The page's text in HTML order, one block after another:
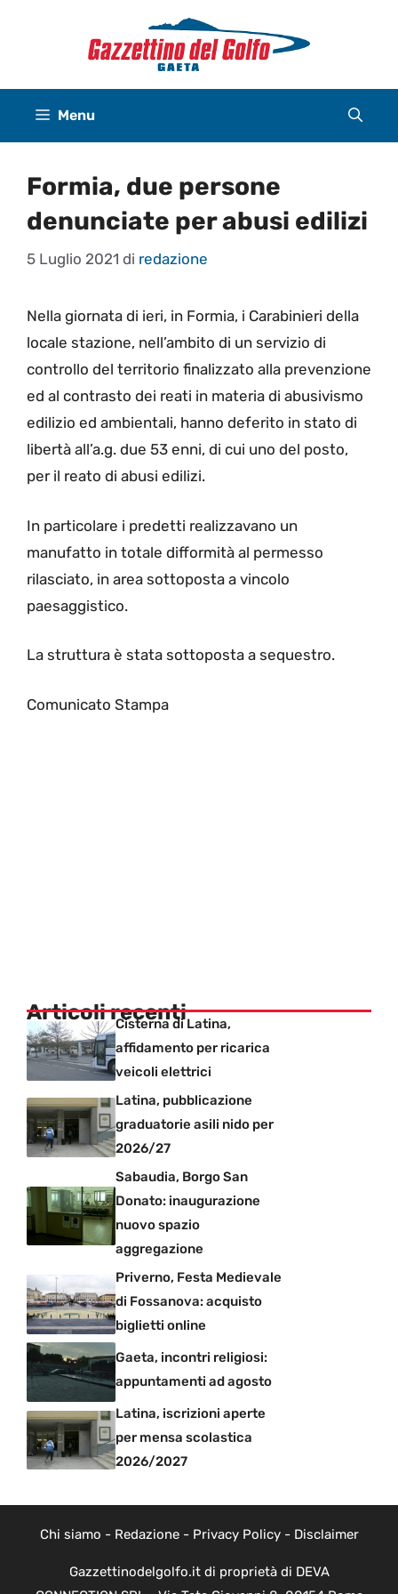
Menu
Formia, due persone
denunciate per abusi edilizi
5 Luglio 2021 di redazione
Nella giornata di ieri, in Formia, i Carabinieri della
locale stazione, nell’ambito di un servizio di
controllo del territorio finalizzato alla prevenzione
ed al contrasto dei reati in materia di abusivismo
edilizio ed ambientali, hanno deferito in stato di
libertà all’a.g. due 53 enni, di cui uno del posto,
per il reato di abusi edilizi.
In particolare i predetti realizzavano un
manufatto in totale difformità al permesso
rilasciato, in area sottoposta a vincolo
paesaggistico.
La struttura è stata sottoposta a sequestro.
Comunicato Stampa
Articoli recenti
Cisterna di Latina,
affidamento per ricarica
veicoli elettrici
Latina, pubblicazione
graduatorie asili nido per
2026/27
Sabaudia, Borgo San
Donato: inaugurazione
nuovo spazio
aggregazione
Priverno, Festa Medievale
di Fossanova: acquisto
biglietti online
Gaeta, incontri religiosi:
appuntamenti ad agosto
Latina, iscrizioni aperte
per mensa scolastica
2026/2027
Chi siamo - Redazione- Privacy Policy- Disclaimer
Gazzettinodelgolfo.it di proprietà di DEVA